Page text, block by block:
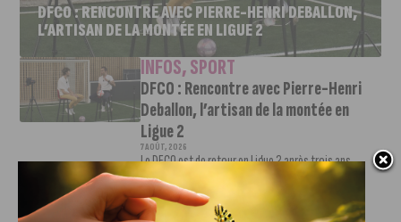
DFCO : RENCONTRE AVEC PIERRE-HENRI DEBALLON,
L’ARTISAN DE LA MONTÉE EN LIGUE 2
INFOS,SPORT
DFCO : Rencontre avec Pierre-Henri
Deballon, l’artisan de la montée en
Ligue 2
7 AOÛT, 2026
Le DFCO est de retour en Ligue 2 après trois ans
d’absence. La saison...